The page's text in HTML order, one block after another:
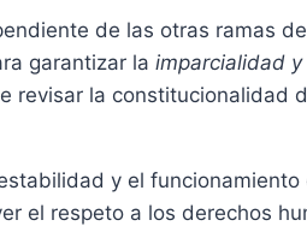
de las otras ramas
garantizar la imparcialidad
revisar la constitucionalidad
y el
el respeto a los derechos